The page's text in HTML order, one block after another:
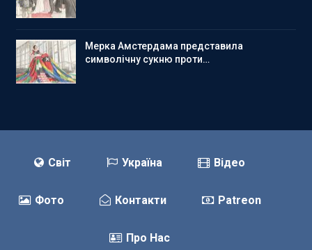
Мерка Амстердама представила
символічну сукню проти…
Світ Україна Відео
Фото Контакти Patreon
Про Нас